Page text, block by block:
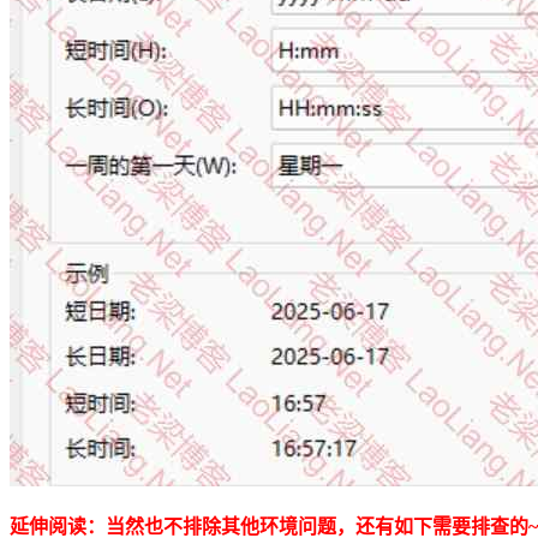
延伸阅读：当然也不排除其他环境问题，还有如下需要排查的